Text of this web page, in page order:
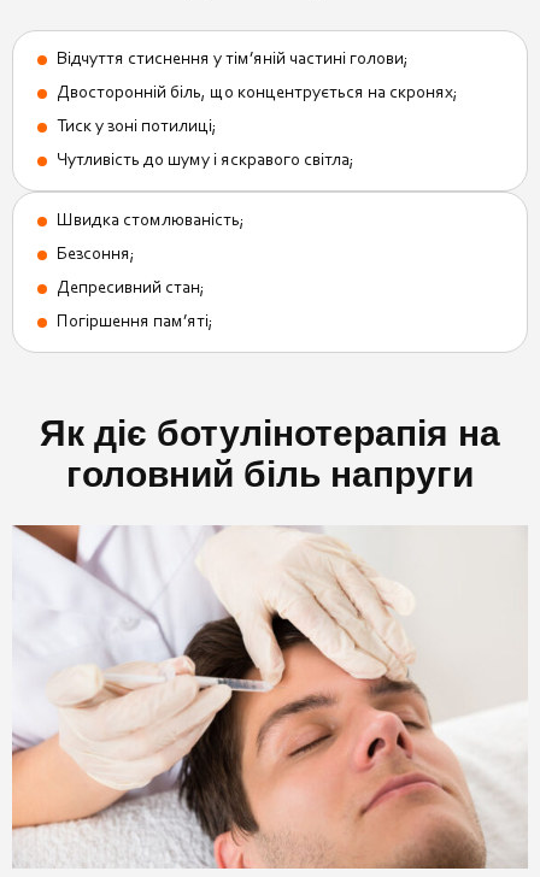
Відчуття стиснення у тім’яній частині голови;
Двосторонній біль, що концентрується на скронях;
Тиск у зоні потилиці;
Чутливість до шуму і яскравого світла;
Швидка стомлюваність;
Безсоння;
Депресивний стан;
Погіршення пам’яті;
Як діє ботулінотерапія на
головний біль напруги